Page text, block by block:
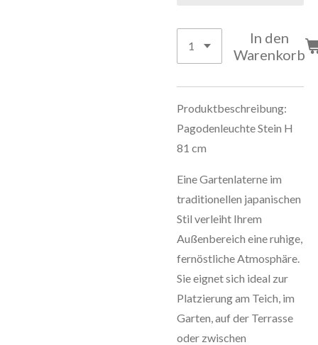
In den
Warenkorb
Produktbeschreibung:
Pagodenleuchte Stein H
81 cm
Eine Gartenlaterne im
traditionellen japanischen
Stil verleiht Ihrem
Außenbereich eine ruhige,
fernöstliche Atmosphäre.
Sie eignet sich ideal zur
Platzierung am Teich, im
Garten, auf der Terrasse
oder zwischen